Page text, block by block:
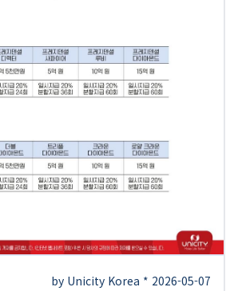
by Unicity Korea * 2026-05-07